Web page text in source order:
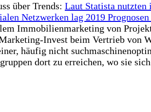
über Trends: Laut Statista nutzten
Netzwerken lag 2019
Immobilienmarketing von
Invest beim Vertrieb von
häufig nicht
dort zu erreichen, wo sie